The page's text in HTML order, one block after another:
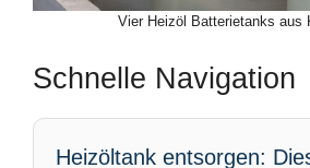
Vier Heizöl Batterietanks aus
Schnelle Navigation
Heizöltank entsorgen: